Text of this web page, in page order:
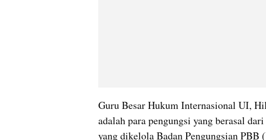
Guru Besar Hukum Internasional UI,
adalah para pengungsi yang berasal
yang dikelola Badan Pengungsian PBB